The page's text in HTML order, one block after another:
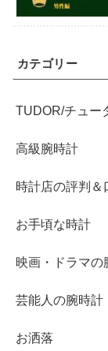
カテゴリー
TUDOR/チュー
高級腕時計
時計店の評判＆
お手頃な時計
映画・ドラマの
芸能人の腕時計
お洒落